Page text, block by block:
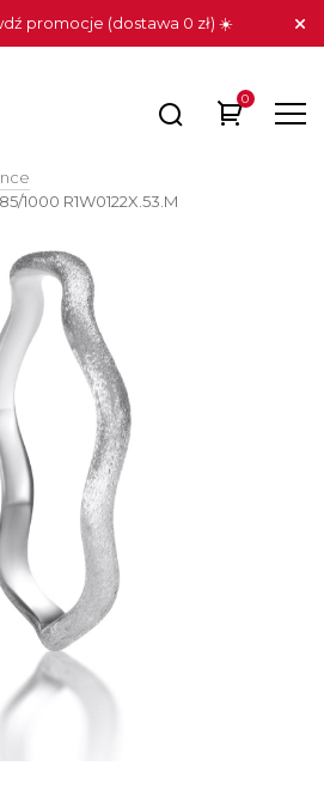
promocje (dostawa 0 zł) ☀️
0
1000 R1W0122X.53.M